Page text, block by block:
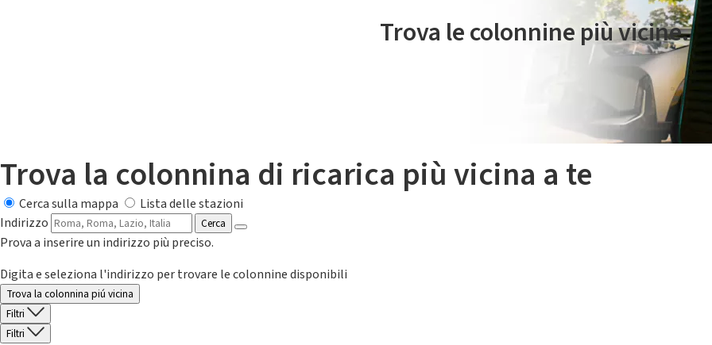
Trova le colonnine più vicine.
Trova la colonnina di ricarica più vicina a te
Cerca sulla mappa
Lista delle stazioni
Indirizzo
Cerca
Prova a inserire un indirizzo più preciso.
Digita e seleziona l'indirizzo per trovare le colonnine disponibili
Trova la colonnina piú vicina
Filtri
Filtri